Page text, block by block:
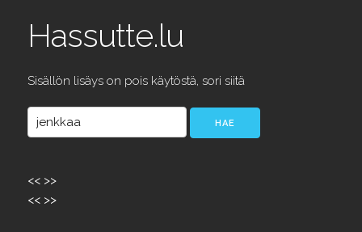
Hassutte.lu
Sisällön lisäys on pois käytöstä, sori siitä
<< >>
<< >>